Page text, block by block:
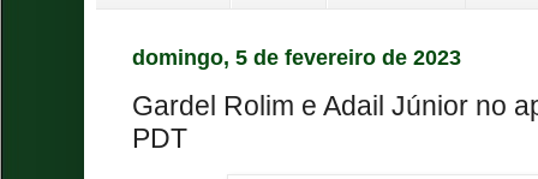
domingo, 5 de fevereiro de 2023
Gardel Rolim e Adail Júnior no
PDT